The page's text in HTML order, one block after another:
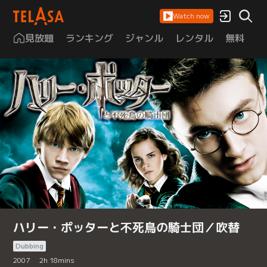
Watch now
見放題 ランキング ジャンル レンタル 無料
ハリー・ポッターと不死鳥の騎士団／吹替
Dubbing
2007
2h 18mins